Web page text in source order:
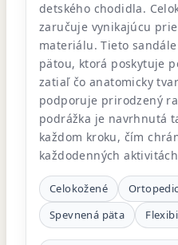
detského chodidla.
zaručuje vynikajúcu
materiálu. Tieto
pätou, ktorá poskytuje
zatiaľ čo anatomicky
podporuje prirodzený
podrážka je navrhnutá
každom kroku, čím
každodenných
Celokožené
Spevnená päta